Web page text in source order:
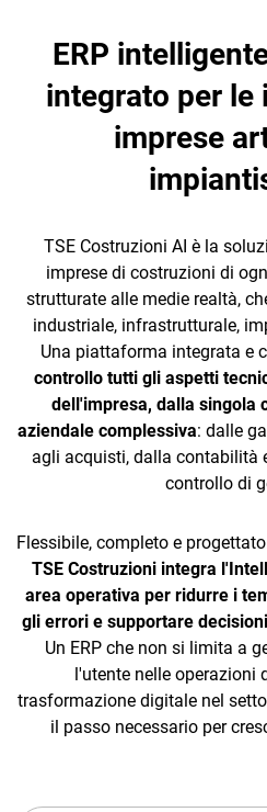
TeamSystem Store
ERP
integrato per le
imprese
TSE Costruzioni AI è la
imprese di costruzioni di
strutturate alle medie realtà,
industriale, infrastrutturale,
Una piattaforma integrata e
controllo tutti gli aspetti
dell'impresa, dalla singola
aziendale complessiva: dalle
agli acquisti, dalla contabilità
controllo di
Flessibile, completo e
TSE Costruzioni integra
area operativa per ridurre i
gli errori e supportare
Un ERP che non si limita a
l'utente nelle operazioni
trasformazione digitale nel
il passo necessario per